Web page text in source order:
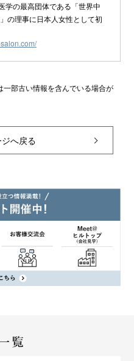
学の最高団体である「世界中
の理事に日本人女性として初
部古い情報を含んでいる場合が
ジへ戻る
覧